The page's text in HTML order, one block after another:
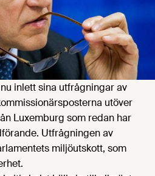
inlett sina utfrågningar av
utöver
Luxemburg som redan har
Utfrågningen av
miljöutskott, som